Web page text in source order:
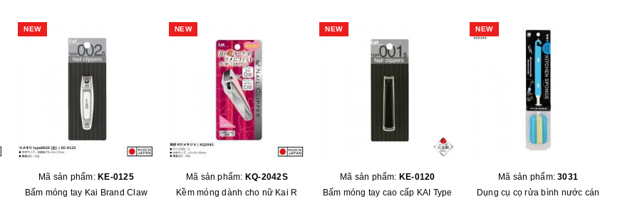
NEW
Mã sản phẩm: KE-0125
Bấm móng tay Kai Brand Claw
NEW
Mã sản phẩm: KQ-2042S
Kềm móng dành cho nữ Kai R
NEW
Mã sản phẩm: KE-0120
Bấm móng tay cao cấp KAI Type
NEW
Mã sản phẩm:3031
Dụng cụ cọ rửa bình nước cán